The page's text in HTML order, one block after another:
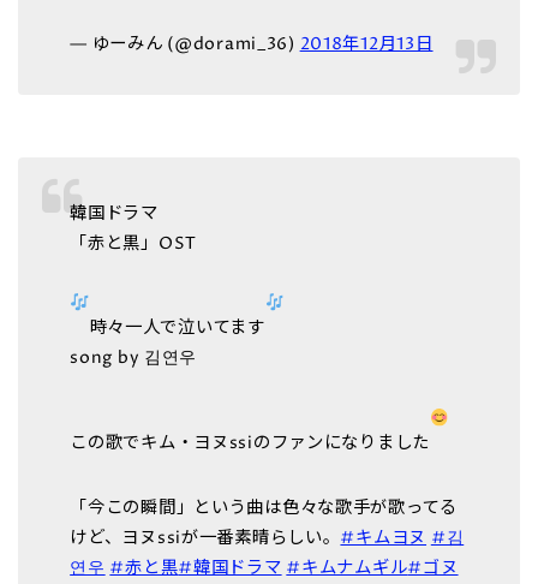
— ゆーみん (@dorami_36)2018年12月13日
韓国ドラマ
「赤と黒」OST
時々一人で泣いてます
song by 김연우
この歌でキム・ヨヌssiのファンになりました
「今この瞬間」という曲は色々な歌手が歌ってる
けど、ヨヌssiが一番素晴らしい。 #キムヨヌ #김
연우 #赤と黒#韓国ドラマ #キムナムギル#ゴヌ